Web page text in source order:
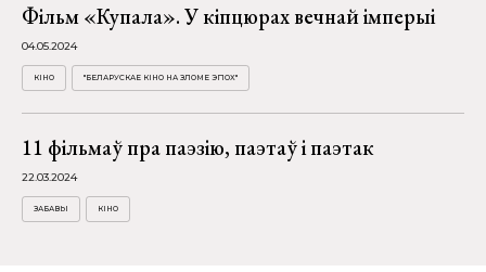
Фільм «Купала». У кіпцюрах вечнай імперыі
04.05.2024
КІНО "БЕЛАРУСКАЕ КІНО НА ЗЛОМЕ ЭПОХ"
11 фільмаў пра паэзію, паэтаў і паэтак
22.03.2024
ЗАБАВЫ КІНО